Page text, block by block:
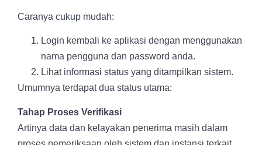
Caranya cukup mudah:
Login kembali ke aplikasi dengan menggunakan
nama pengguna dan password anda.
Lihat informasi status yang ditampilkan sistem.
Umumnya terdapat dua status utama:
Tahap Proses Verifikasi
Artinya data dan kelayakan penerima masih dalam